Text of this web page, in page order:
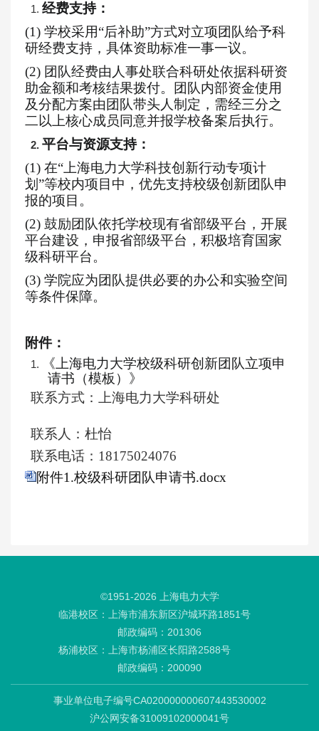
1. 经费支持：
(1) 学校采用“后补助”方式对立项团队给予科
研经费支持，具体资助标准一事一议。
(2) 团队经费由人事处联合科研处依据科研资
助金额和考核结果拨付。团队内部资金使用
及分配方案由团队带头人制定，需经三分之
二以上核心成员同意并报学校备案后执行。
2. 平台与资源支持：
(1) 在“上海电力大学科技创新行动专项计
划”等校内项目中，优先支持校级创新团队申
报的项目。
(2) 鼓励团队依托学校现有省部级平台， 开展
平台建设，申报省部级平台， 积极培育国家
级科研平台。
(3) 学院应为团队提供必要的办公和实验空间
等条件保障。
附件：
1. 《上海电力大学校级科研创新团队立项申
请书（模板）》
联系方式：上海电力大学科研处
联系人： 杜怡
联系电话： 18175024076
附件1.校级科研团队申请书.docx
©1951-2026 上海电力大学
临港校区：上海市浦东新区沪城环路1851号
邮政编码：201306
杨浦校区：上海市杨浦区长阳路2588号
邮政编码：200090
事业单位电子编号CA020000000607443530002
沪公网安备31009102000041号